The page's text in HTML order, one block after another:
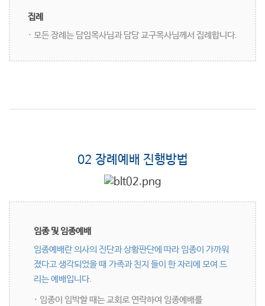
집례
· 모든 장례는 담임목사님과 담당 교구목사님께서 집례합니다.
02 장례예배 진행방법
임종 및 임종예배
임종예배란 의사의 진단과 상황판단에 따라 임종이 가까워
졌다고 생각되었을 때 가족과 친지 들이 한 자리에 모여 드
리는 예배입니다.
· 임종이 임박할 때는 교회로 연락하여 임종예배를